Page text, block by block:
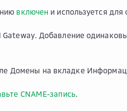
включен и используется
Добавление
Домены на вкладке
CNAME-запись.